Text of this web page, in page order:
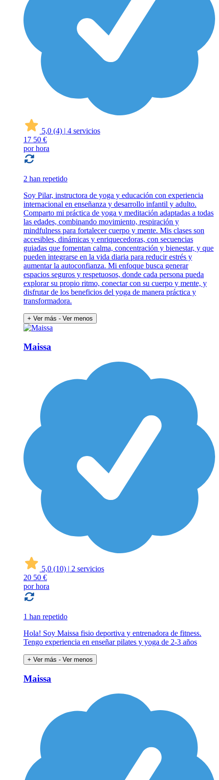
5,0 (4) | 4 servicios
17 50 €
por hora
2 han repetido
Soy Pilar, instructora de yoga y educación con experiencia
internacional en enseñanza y desarrollo infantil y adulto.
Comparto mi práctica de yoga y meditación adaptadas a todas
las edades, combinando movimiento, respiración y
mindfulness para fortalecer cuerpo y mente. Mis clases son
accesibles, dinámicas y enriquecedoras, con secuencias
guiadas que fomentan calma, concentración y bienestar, y que
pueden integrarse en la vida diaria para reducir estrés y
aumentar la autoconfianza. Mi enfoque busca generar
espacios seguros y respetuosos, donde cada persona pueda
explorar su propio ritmo, conectar con su cuerpo y mente, y
disfrutar de los beneficios del yoga de manera práctica y
transformadora.
+ Ver más - Ver menos
Maissa
5,0 (10) | 2 servicios
20 50 €
por hora
1 han repetido
Hola! Soy Maissa fisio deportiva y entrenadora de fitness.
Tengo experiencia en enseñar pilates y yoga de 2-3 años
+ Ver más - Ver menos
Maissa